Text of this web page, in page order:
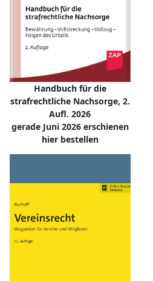
Handbuch für die
strafrechtliche Nachsorge, 2.
Aufl. 2026
gerade Juni 2026 erschienen
hier bestellen